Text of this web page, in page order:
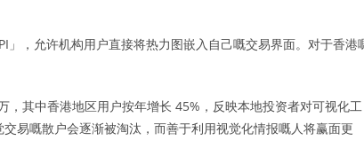
」，允许机构用户直接将热力图嵌入自己嘅交易界面。对于香港
其中香港地区用户按年增长 45%，反映本地投资者对可视化工
易嘅散户会逐渐被淘汰，而善于利用视觉化情报嘅人将赢面更